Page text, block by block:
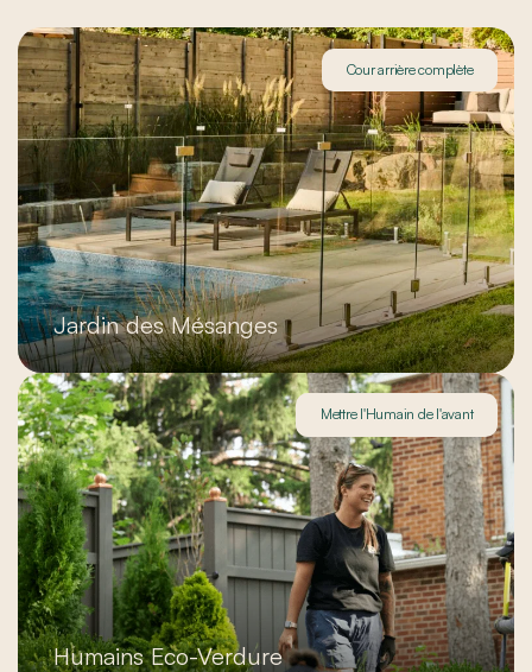
Jardin des Mésanges
Cour arrière complète
Humains Eco-Verdure
Mettre l'Humain de l'avant